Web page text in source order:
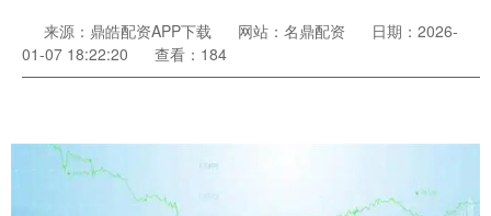
来源：鼎皓配资APP下载 网站：名鼎配资
日期：2026-
01-07 18:22:20
查看：184